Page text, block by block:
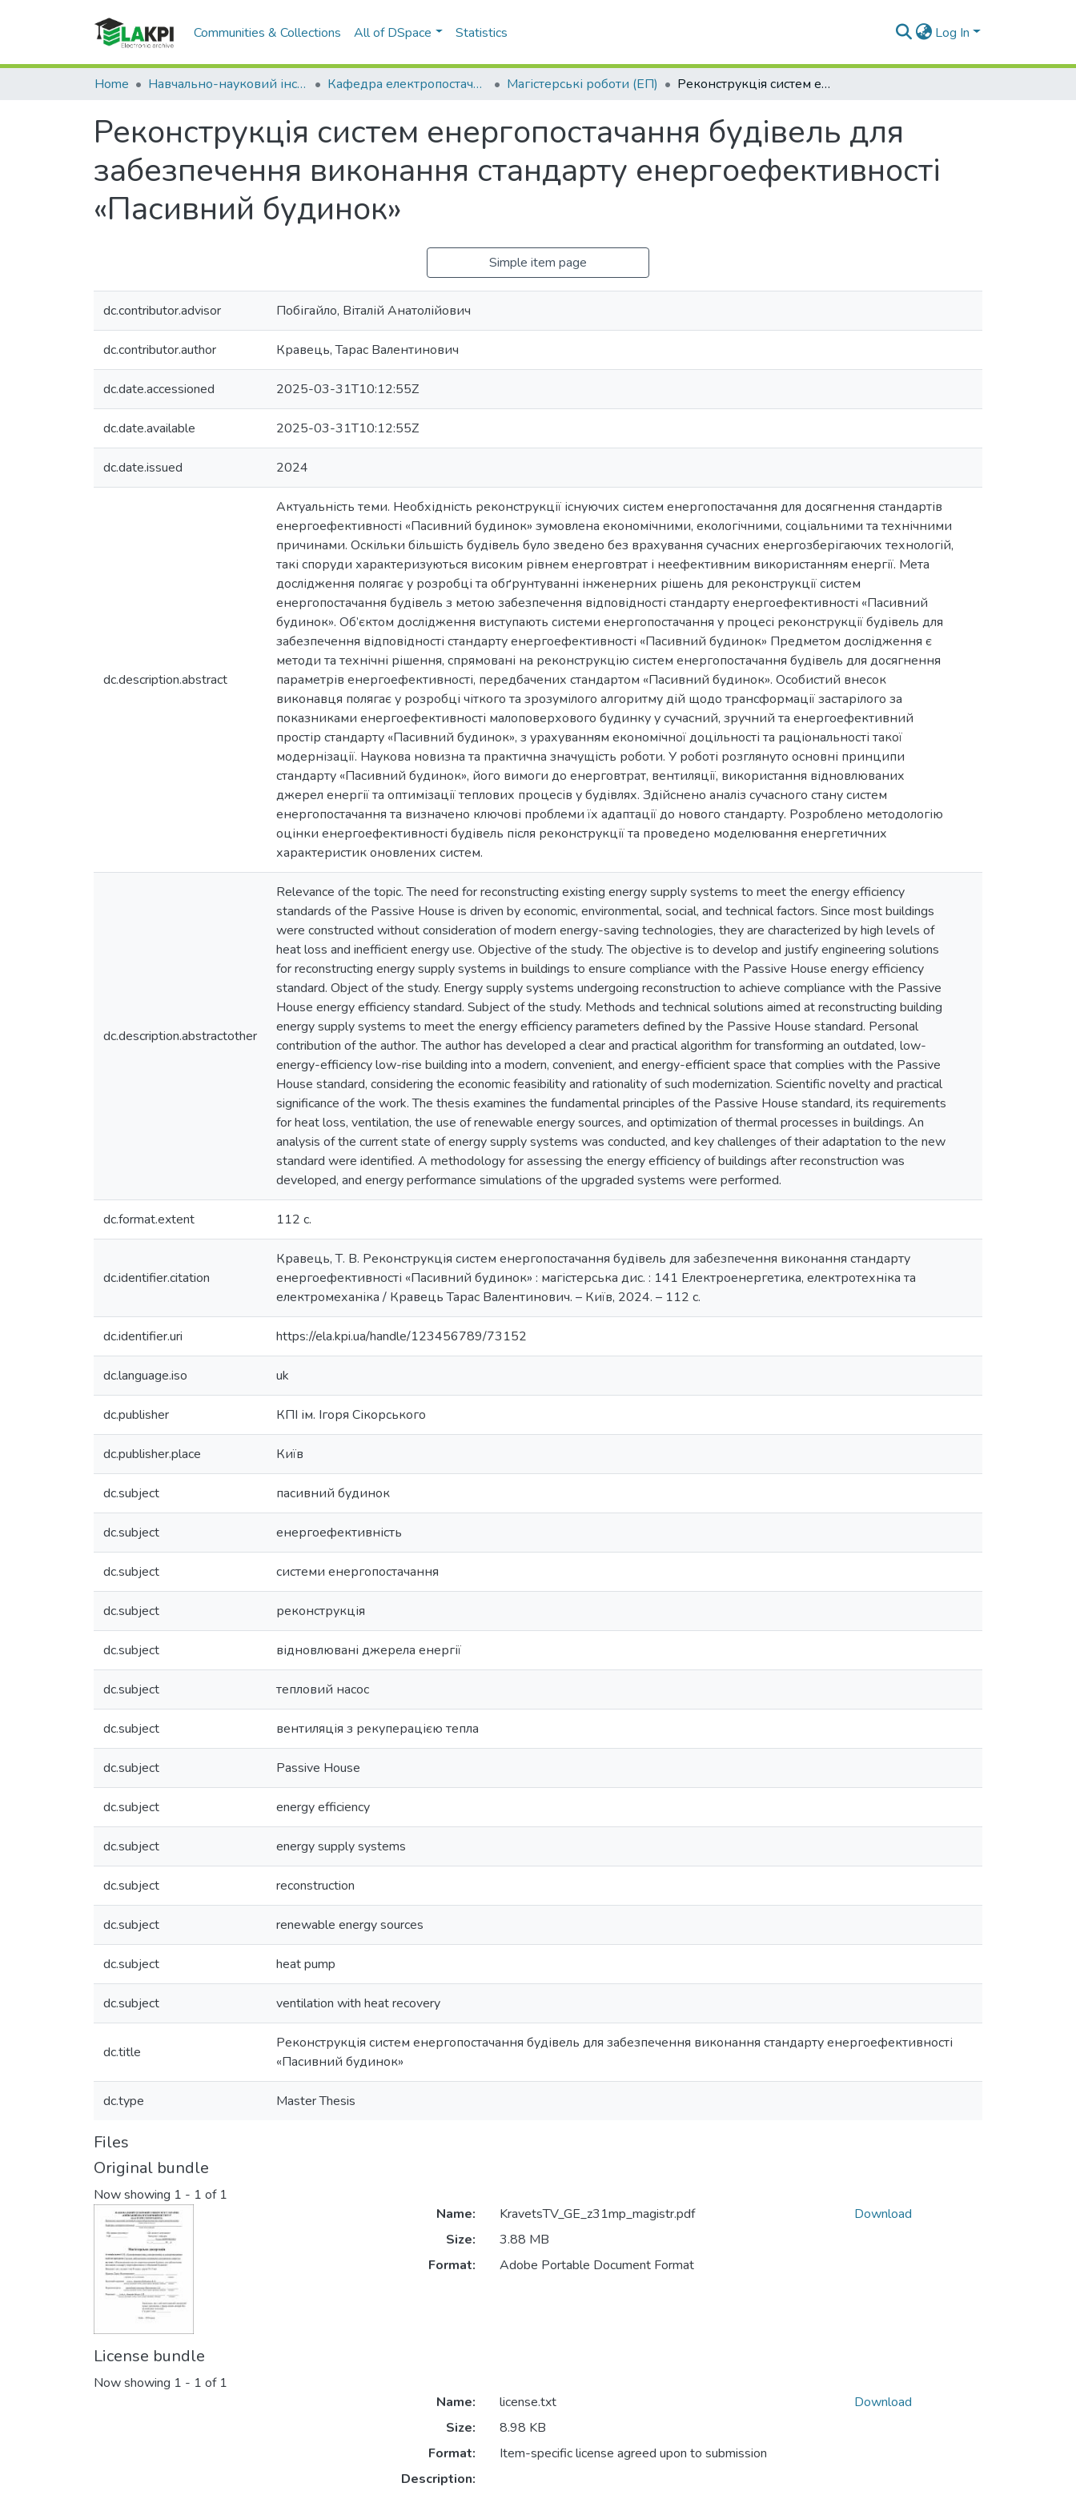
Communities & Collections All of DSpace Statistics Log In
Home Навчально-науковий інститут енергозбереження та енергоменеджменту (НН ІЕЕ) Кафедра електропостачання (ЕП) Магістерські роботи (ЕП) Реконструкція систем енергопостачання будівель для забезпечення виконання стандарту енергоефективності «Пасивний будинок»
Реконструкція систем енергопостачання будівель для
забезпечення виконання стандарту енергоефективності
«Пасивний будинок»
Simple item page
dc.contributor.advisor Побігайло, Віталій Анатолійович
dc.contributor.author Кравець, Тарас Валентинович
dc.date.accessioned 2025-03-31T10:12:55Z
dc.date.available 2025-03-31T10:12:55Z
dc.date.issued 2024
dc.description.abstract
Актуальність теми. Необхідність реконструкції існуючих систем енергопостачання для досягнення стандартів
енергоефективності «Пасивний будинок» зумовлена економічними, екологічними, соціальними та технічними
причинами. Оскільки більшість будівель було зведено без врахування сучасних енергозберігаючих технологій,
такі споруди характеризуються високим рівнем енерговтрат і неефективним використанням енергії. Мета
дослідження полягає у розробці та обґрунтуванні інженерних рішень для реконструкції систем
енергопостачання будівель з метою забезпечення відповідності стандарту енергоефективності «Пасивний
будинок». Об’єктом дослідження виступають системи енергопостачання у процесі реконструкції будівель для
забезпечення відповідності стандарту енергоефективності «Пасивний будинок» Предметом дослідження є
методи та технічні рішення, спрямовані на реконструкцію систем енергопостачання будівель для досягнення
параметрів енергоефективності, передбачених стандартом «Пасивний будинок». Особистий внесок
виконавця полягає у розробці чіткого та зрозумілого алгоритму дій щодо трансформації застарілого за
показниками енергоефективності малоповерхового будинку у сучасний, зручний та енергоефективний
простір стандарту «Пасивний будинок», з урахуванням економічної доцільності та раціональності такої
модернізації. Наукова новизна та практична значущість роботи. У роботі розглянуто основні принципи
стандарту «Пасивний будинок», його вимоги до енерговтрат, вентиляції, використання відновлюваних
джерел енергії та оптимізації теплових процесів у будівлях. Здійснено аналіз сучасного стану систем
енергопостачання та визначено ключові проблеми їх адаптації до нового стандарту. Розроблено методологію
оцінки енергоефективності будівель після реконструкції та проведено моделювання енергетичних
характеристик оновлених систем.
dc.description.abstractother
Relevance of the topic. The need for reconstructing existing energy supply systems to meet the energy efficiency
standards of the Passive House is driven by economic, environmental, social, and technical factors. Since most buildings
were constructed without consideration of modern energy-saving technologies, they are characterized by high levels of
heat loss and inefficient energy use. Objective of the study. The objective is to develop and justify engineering solutions
for reconstructing energy supply systems in buildings to ensure compliance with the Passive House energy efficiency
standard. Object of the study. Energy supply systems undergoing reconstruction to achieve compliance with the Passive
House energy efficiency standard. Subject of the study. Methods and technical solutions aimed at reconstructing building
energy supply systems to meet the energy efficiency parameters defined by the Passive House standard. Personal
contribution of the author. The author has developed a clear and practical algorithm for transforming an outdated, low-
energy-efficiency low-rise building into a modern, convenient, and energy-efficient space that complies with the Passive
House standard, considering the economic feasibility and rationality of such modernization. Scientific novelty and practical
significance of the work. The thesis examines the fundamental principles of the Passive House standard, its requirements
for heat loss, ventilation, the use of renewable energy sources, and optimization of thermal processes in buildings. An
analysis of the current state of energy supply systems was conducted, and key challenges of their adaptation to the new
standard were identified. A methodology for assessing the energy efficiency of buildings after reconstruction was
developed, and energy performance simulations of the upgraded systems were performed.
dc.format.extent 112 с.
dc.identifier.citation
Кравець, Т. В. Реконструкція систем енергопостачання будівель для забезпечення виконання стандарту
енергоефективності «Пасивний будинок» : магістерська дис. : 141 Електроенергетика, електротехніка та
електромеханіка / Кравець Тарас Валентинович. – Київ, 2024. – 112 с.
dc.identifier.uri https://ela.kpi.ua/handle/123456789/73152
dc.language.iso uk
dc.publisher КПІ ім. Ігоря Сікорського
dc.publisher.place Київ
dc.subject пасивний будинок
dc.subject енергоефективність
dc.subject системи енергопостачання
dc.subject реконструкція
dc.subject відновлювані джерела енергії
dc.subject тепловий насос
dc.subject вентиляція з рекуперацією тепла
dc.subject Passive House
dc.subject energy efficiency
dc.subject energy supply systems
dc.subject reconstruction
dc.subject renewable energy sources
dc.subject heat pump
dc.subject ventilation with heat recovery
dc.title
Реконструкція систем енергопостачання будівель для забезпечення виконання стандарту енергоефективності
«Пасивний будинок»
dc.type Master Thesis
Files
Original bundle
Now showing 1 - 1 of 1
Name:
KravetsTV_GE_z31mp_magistr.pdf
Size:
3.88 MB
Format:
Adobe Portable Document Format
Download
License bundle
Now showing 1 - 1 of 1
Name:
license.txt
Size:
8.98 KB
Format:
Item-specific license agreed upon to submission
Description:
Download